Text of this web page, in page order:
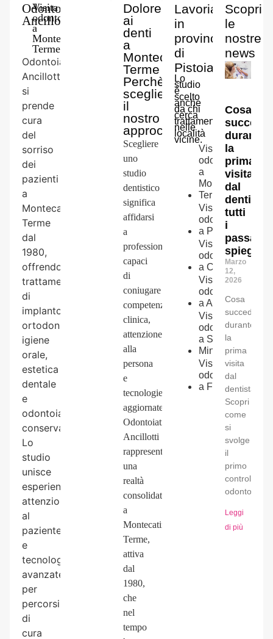
Odontoiatria
Ancillotti
-
Visita
odontoiatrica
a
Montecatini
Terme
Odontoiatria
Ancillotti
si
prende
cura
del
sorriso
dei
pazienti
a
Montecatini
Terme
dal
1980,
offrendo
trattamenti
di
implantologia,
ortodonzia,
igiene
orale,
estetica
dentale
e
odontoiatria
conservativa.
Lo
studio
unisce
esperienza,
attenzione
al
paziente
e
tecnologie
avanzate
per
percorsi
di
cura
Dolore
ai
denti
a
Montecatini
Terme
Perchè
scegliere
il
nostro
approccio
Scegliere
uno
studio
dentistico
significa
affidarsi
a
professionisti
capaci
di
coniugare
competenza
clinica,
attenzione
alla
persona
e
tecnologie
aggiornate.
Odontoiatria
Ancillotti
rappresenta
una
realtà
consolidata
a
Montecatini
Terme,
attiva
dal
1980,
che
nel
tempo
Lavoriamo
in
provincia
di
Pistoia
Lo
studio
è
scelto
anche
da chi
cerca
trattamenti
nelle
località
vicine.
Visita
odontoiatrica
a
Monsummano
Terme
Visita
odontoiatrica
a Pescia
Visita
odontoiatrica
a Capannori
Visita
odontoiatrica
a Altopascio
Visita
odontoiatrica
a San
Miniato
Visita
odontoiatrica
a Fucecchio
Scopri
le
nostre
news
Cosa
succede
durante
la
prima
visita
dal
dentista:
tutti
i
passaggi
spiegati
Marzo
12,
2026
Cosa
succede
durante
la
prima
visita
dal
dentista?
Scopri
come
si
svolge
il
primo
controllo
Leggi
di più